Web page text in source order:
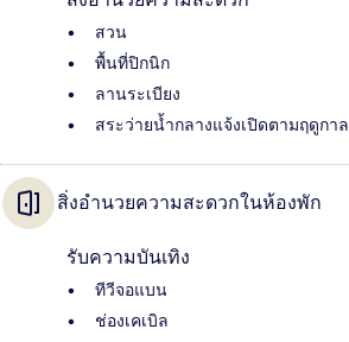
สวน
พื้นที่ปิกนิก
ลานระเบียง
สระว่ายน้ำกลางแจ้งเปิดตามฤดูกาล
สิ่งอำนวยความสะดวกในห้องพัก
รับความบันเทิง
ทีวีจอแบน
ช่องเคเบิล